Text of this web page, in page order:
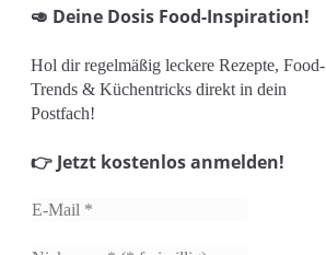
🥑 Deine Dosis Food-Inspiration!
Hol dir regelmäßig leckere Rezepte, Food-
Trends & Küchentricks direkt in dein
Postfach!
👉 Jetzt kostenlos anmelden!